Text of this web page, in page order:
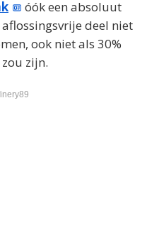
óók een absoluut
deel niet
ook niet als 30%
zijn.